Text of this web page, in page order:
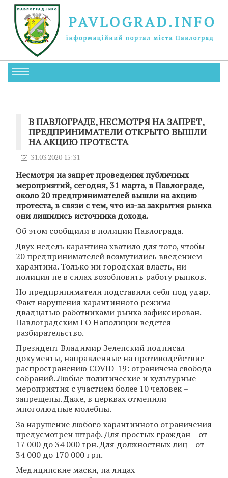
В ПАВЛОГРАДЕ, НЕСМОТРЯ НА ЗАПРЕТ,
ПРЕДПРИНИМАТЕЛИ ОТКРЫТО ВЫШЛИ
НА АКЦИЮ ПРОТЕСТА
31.03.2020 15:31
Несмотря на запрет проведения публичных
мероприятий, сегодня, 31 марта, в Павлограде,
около 20 предпринимателей вышли на акцию
протеста, в связи с тем, что из-за закрытия рынка
они лишились источника дохода.
Об этом сообщили в полиции Павлограда.
Двух недель карантина хватило для того, чтобы
20 предпринимателей возмутились введением
карантина. Только ни городская власть, ни
полиция не в силах возобновить работу рынков.
Но предприниматели подставили себя под удар.
Факт нарушения карантинного режима
двадцатью работниками рынка зафиксирован.
Павлоградским ГО Наполиции ведется
разбирательство.
Президент Владимир Зеленский подписал
документы, направленные на противодействие
распространению COVID-19: ограничена свобода
собраний. Любые политические и культурные
мероприятия с участием более 10 человек –
запрещены. Даже, в церквах отменили
многолюдные молебны.
За нарушение любого карантинного ограничения
предусмотрен штраф. Для простых граждан – от
17 000 до 34 000 грн. Для должностных лиц – от
34 000 до 170 000 грн.
Медицинские маски, на лицах